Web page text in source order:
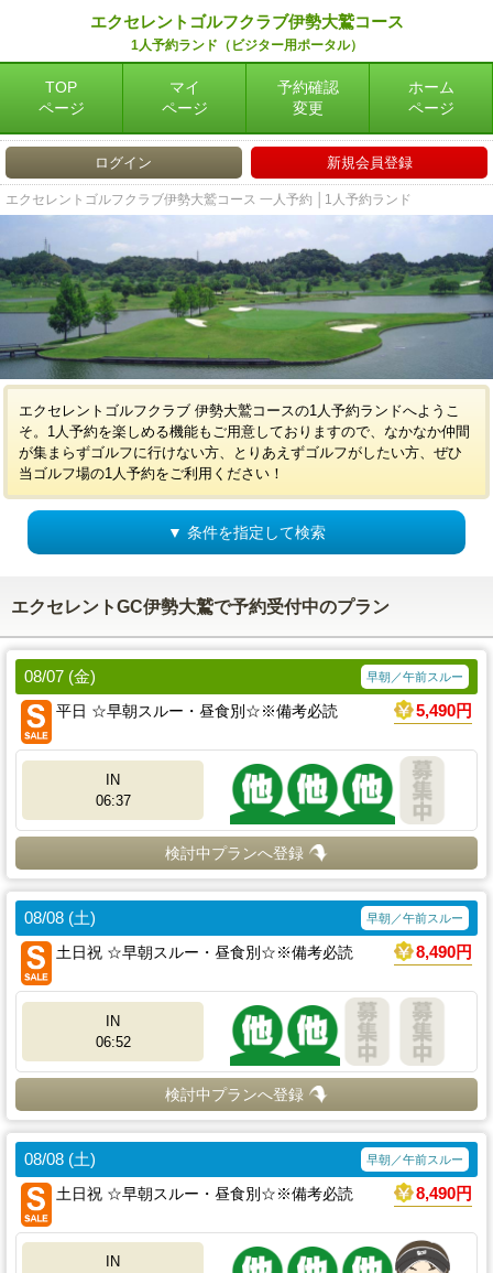
エクセレントゴルフクラブ伊勢大鷲コース
1人予約ランド（ビジター用ポータル）
TOP
ページ
マイ
ページ
予約確認
変更
ホーム
ページ
ログイン 新規会員登録
エクセレントゴルフクラブ伊勢大鷲コース 一人予約 │1人予約ランド
エクセレントゴルフクラブ 伊勢大鷲コースの1人予約ランドへようこ
そ。1人予約を楽しめる機能もご用意しておりますので、なかなか仲間
が集まらずゴルフに行けない方、とりあえずゴルフがしたい方、ぜひ
当ゴルフ場の1人予約をご利用ください！
▼ 条件を指定して検索
エクセレントGC伊勢大鷲で予約受付中のプラン
08/07 (金) 早朝／午前スルー
平日 ☆早朝スルー・昼食別☆※備考必読 5,490円
IN
06:37
検討中プランへ登録
08/08 (土) 早朝／午前スルー
土日祝 ☆早朝スルー・昼食別☆※備考必読 8,490円
IN
06:52
検討中プランへ登録
08/08 (土) 早朝／午前スルー
土日祝 ☆早朝スルー・昼食別☆※備考必読 8,490円
IN